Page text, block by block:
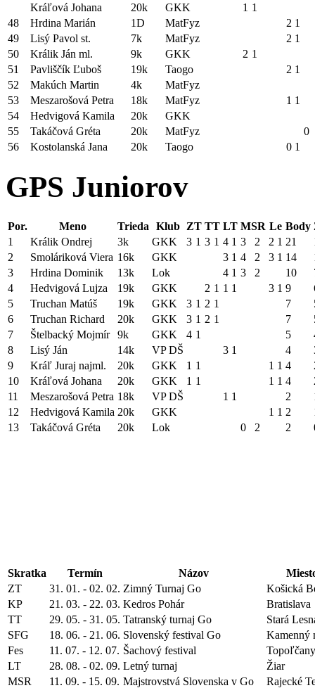
Kráľová Johana 20k GKK 1 1
48
Hrdina Marián 1D MatFyz 2 1
49
Lisý Pavol st. 7k MatFyz 2 1
50
Králik Ján ml. 9k GKK 2 1
51
Pavliščík Ľuboš 19k Taogo 2 1
52
Makúch Martin 4k
MatFyz
53
Meszarošová Petra 18k MatFyz 1 1
54
Hedvigová Kamila 20k
GKK
55
Takáčová Gréta 20k MatFyz
0
56
Kostolanská Jana 20k Taogo 0 1
GPS Juniorov
Por. Meno Trieda Klub ZT TT LT MSR Le Body
1
Králik Ondrej 3k GKK 3 1 3 1 4 1 3 2 2 1 21
2
Smoláriková Viera 16k GKK 3 1 4 2 3 1 14
3
Hrdina Dominik 13k Lok 4 1 3 2 10
4
Hedvigová Lujza 19k GKK 2 1 1 1 3 1 9
5
Truchan Matúš 19k GKK 3 1 2 1 7
6
Truchan Richard 20k GKK 3 1 2 1 7
7
Štelbacký Mojmír 9k GKK 4 1 5
8
Lisý Ján 14k VP DŠ 3 1 4
9
Kráľ Juraj najml. 20k GKK 1 1 1 1 4
10
Kráľová Johana 20k GKK 1 1 1 1 4
11
Meszarošová Petra 18k VP DŠ 1 1 2
12
Hedvigová Kamila 20k GKK 1 1 2
13
Takáčová Gréta 20k Lok 0 2 2
Skratka Termín Názov
ZT
31. 01. - 02. 02. Zimný Turnaj Go
Košická
KP
21. 03. - 22. 03. Kedros Pohár
Bratislava
TT
29. 05. - 31. 05. Tatranský turnaj Go
Stará
SFG
18. 06. - 21. 06. Slovenský festival Go
Kamenný
Fes
11. 07. - 12. 07. Šachový festival
Topoľčany
LT
28. 08. - 02. 09. Letný turnaj
Žiar
MSR
11. 09. - 15. 09. Majstrovstvá Slovenska v Go
Rajecké